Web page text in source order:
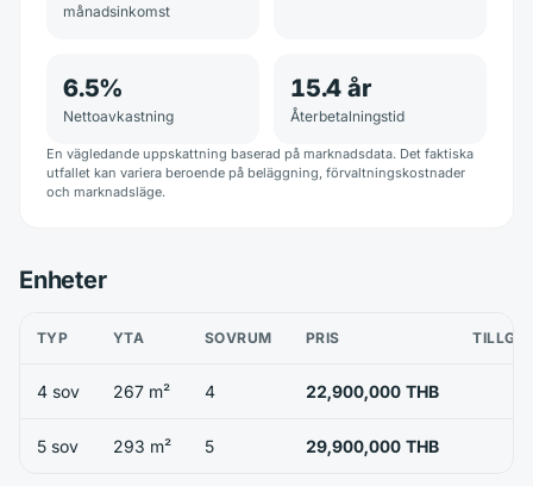
månadsinkomst
6.5%
Nettoavkastning
15.4 år
Återbetalningstid
En vägledande uppskattning baserad på marknadsdata. Det faktiska
utfallet kan variera beroende på beläggning, förvaltningskostnader
och marknadsläge.
Enheter
TYP YTA SOVRUM PRIS
4 sov 267 m² 4 22,900,000 THB
5 sov 293 m² 5 29,900,000 THB